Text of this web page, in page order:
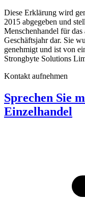
Diese Erklärung wird
2015 abgegeben und
Menschenhandel für
Geschäftsjahr dar. Sie
genehmigt und ist von
Strongbyte Solutions
Kontakt aufnehmen
Sprechen Sie
Einzelhandel